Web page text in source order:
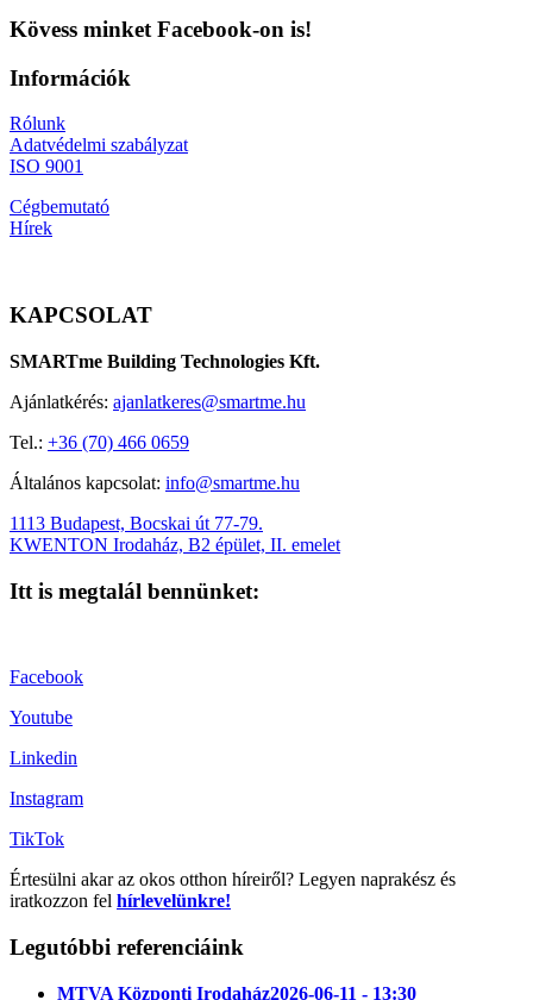
Kövess minket Facebook-on is!
Információk
Rólunk
Adatvédelmi szabályzat
ISO 9001
Cégbemutató
Hírek
KAPCSOLAT
SMARTme Building Technologies Kft.
Ajánlatkérés: ajanlatkeres@smartme.hu
Tel.: +36 (70) 466 0659
Általános kapcsolat: info@smartme.hu
1113 Budapest, Bocskai út 77-79.
KWENTON Irodaház, B2 épület, II. emelet
Itt is megtalál bennünket:
Facebook
Youtube
Linkedin
Instagram
TikTok
Értesülni akar az okos otthon híreiről? Legyen naprakész és
iratkozzon fel hírlevelünkre!
Legutóbbi referenciáink
MTVA Központi Irodaház2026-06-11 - 13:30